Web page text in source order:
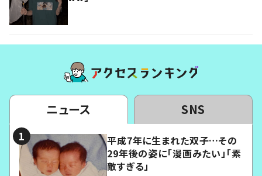
ニュース SNS
平成7年に生まれた双子…その
29年後の姿に「漫画みたい」「素
敵すぎる」